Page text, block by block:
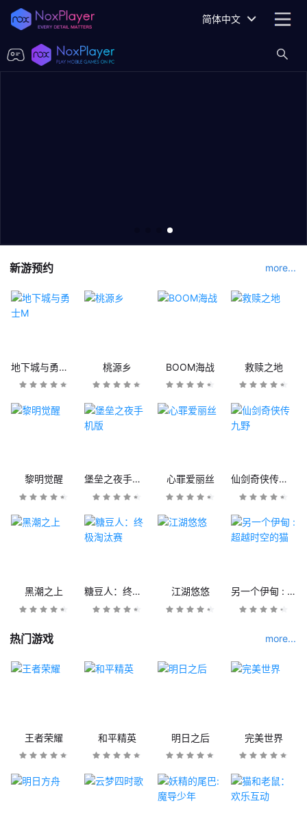
简体中文
新游预约 more...
地下城与勇士M 桃源乡 BOOM海战 救赎之地
黎明觉醒 堡垒之夜手机版 心罪爱丽丝 仙剑奇侠传九野
黑潮之上 糖豆人：终极淘汰赛 江湖悠悠 另一个伊甸 : 超越时空的猫
热门游戏 more...
王者荣耀 和平精英 明日之后 完美世界